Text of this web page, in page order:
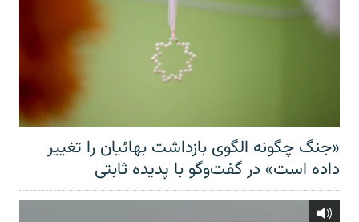
«جنگ چگونه الگوی بازداشت بهائیان را تغییر
داده است» در گفت‌وگو با پدیده ثابتی